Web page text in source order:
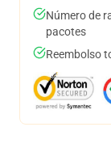
Número de
pacotes
Reembolso